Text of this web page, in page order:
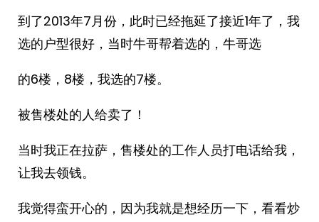
到了2013年7月份，此时已经拖延了接近1年了，我
选的户型很好，当时牛哥帮着选的，牛哥选
的6楼，8楼，我选的7楼。
被售楼处的人给卖了！
当时我正在拉萨，售楼处的工作人员打电话给我，
让我去领钱。
我觉得蛮开心的，因为我就是想经历一下，看看炒